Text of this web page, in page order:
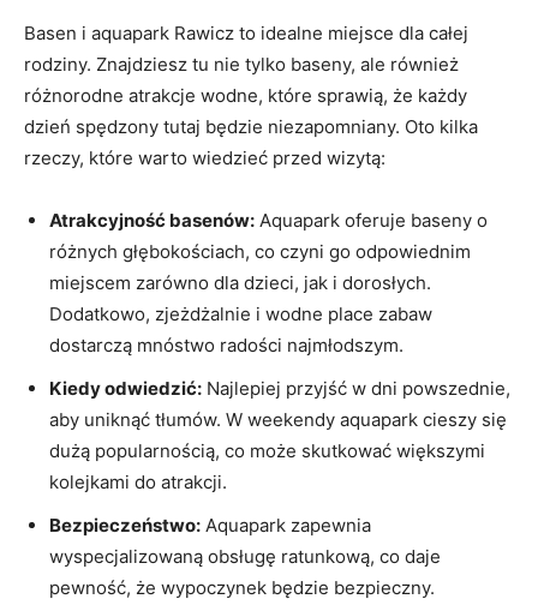
Basen i aquapark Rawicz to idealne miejsce dla całej
rodziny. Znajdziesz tu nie tylko baseny, ale również
różnorodne atrakcje wodne, które sprawią, że każdy
dzień spędzony tutaj będzie niezapomniany. Oto kilka
rzeczy, które warto wiedzieć przed wizytą:
Atrakcyjność basenów: Aquapark oferuje baseny o
różnych głębokościach, co czyni go odpowiednim
miejscem zarówno dla dzieci, jak i dorosłych.
Dodatkowo, zjeżdżalnie i wodne place zabaw
dostarczą mnóstwo radości najmłodszym.
Kiedy odwiedzić: Najlepiej przyjść w dni powszednie,
aby uniknąć tłumów. W weekendy aquapark cieszy się
dużą popularnością, co może skutkować większymi
kolejkami do atrakcji.
Bezpieczeństwo: Aquapark zapewnia
wyspecjalizowaną obsługę ratunkową, co daje
pewność, że wypoczynek będzie bezpieczny.